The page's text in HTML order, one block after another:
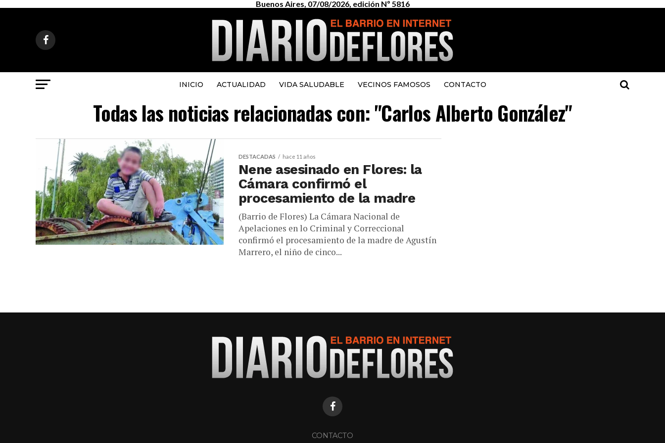
Buenos Aires, 07/08/2026, edición Nº 5816
INICIO ACTUALIDAD VIDA SALUDABLE VECINOS FAMOSOS CONTACTO
Todas las noticias relacionadas con: "Carlos Alberto González"
DESTACADAS hace 11 años
Nene asesinado en Flores: la
Cámara confirmó el
procesamiento de la madre
(Barrio de Flores) La Cámara Nacional de
Apelaciones en lo Criminal y Correccional
confirmó el procesamiento de la madre de Agustín
Marrero, el niño de cinco...
CONTACTO